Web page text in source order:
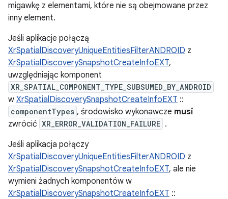
migawkę z elementami, które nie są obejmowane przez
inny element.
Jeśli aplikacje połączą
XrSpatialDiscoveryUniqueEntitiesFilterANDROID z
XrSpatialDiscoverySnapshotCreateInfoEXT,
uwzględniając komponent
XR_SPATIAL_COMPONENT_TYPE_SUBSUMED_BY_ANDROID
w XrSpatialDiscoverySnapshotCreateInfoEXT ::
componentTypes , środowisko wykonawcze musi
zwrócić XR_ERROR_VALIDATION_FAILURE .
Jeśli aplikacja połączy
XrSpatialDiscoveryUniqueEntitiesFilterANDROID z
XrSpatialDiscoverySnapshotCreateInfoEXT, ale nie
wymieni żadnych komponentów w
XrSpatialDiscoverySnapshotCreateInfoEXT ::